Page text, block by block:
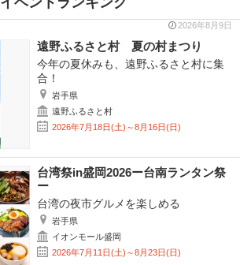
2026年8月9日
遠野ふるさと村 夏の村まつり
今年の夏休みも、遠野ふるさと村に集
合！
岩手県
遠野ふるさと村
2026年7月18日(土)～8月16日(日)
台湾祭in盛岡2026ー台南ランタン祭
ー
台湾の夜市グルメを楽しめる
岩手県
イオンモール盛岡
2026年7月11日(土)～8月23日(日)